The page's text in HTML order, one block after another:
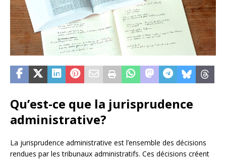
Qu’est-ce que la jurisprudence
administrative?
La jurisprudence administrative est l’ensemble des décisions
rendues par les tribunaux administratifs. Ces décisions créent